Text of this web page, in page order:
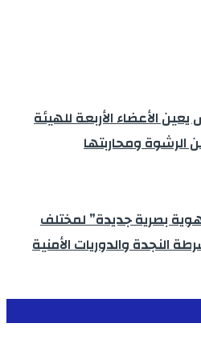
الأعضاء الأربعة للهيئة
الرشوة ومحاربتها
بصرية جديدة” لمختلف
النجدة والدوريات الأمنية